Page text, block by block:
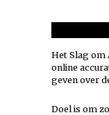
Het Slag om
online
geven over
Doel is om